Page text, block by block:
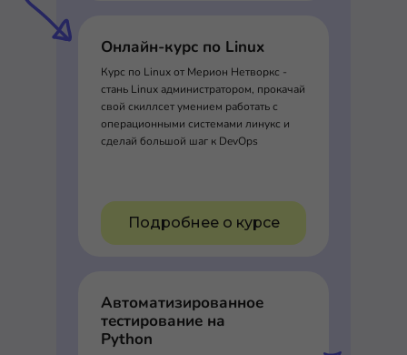
Онлайн-курс по Linux
Курс по Linux от Мерион Нетворкс -
стань Linux администратором, прокачай
свой скиллсет умением работать с
операционными системами линукс и
сделай большой шаг к DevOps
Подробнее о курсе
Автоматизированное
тестирование на
Python